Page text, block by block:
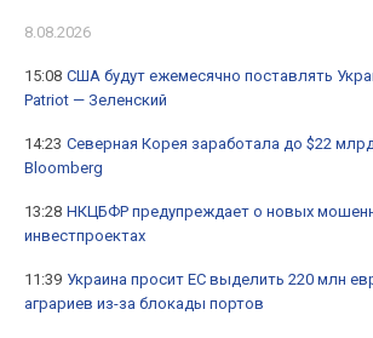
8.08.2026
15:08 США будут ежемесячно поставлять
Patriot — Зеленский
14:23 Северная Корея заработала до $22
Bloomberg
13:28 НКЦБФР предупреждает о новых
инвестпроектах
11:39 Украина просит ЕС выделить 220 млн
аграриев из-за блокады портов